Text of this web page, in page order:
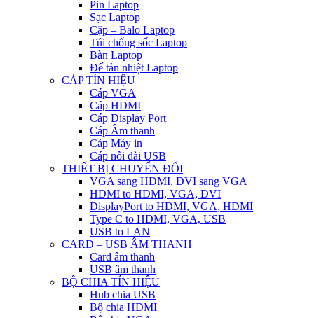
Pin Laptop
Sạc Laptop
Cặp – Balo Laptop
Túi chống sốc Laptop
Bàn Laptop
Đế tản nhiệt Laptop
CÁP TÍN HIỆU
Cáp VGA
Cáp HDMI
Cáp Display Port
Cáp Âm thanh
Cáp Máy in
Cáp nối dài USB
THIẾT BỊ CHUYỂN ĐỔI
VGA sang HDMI, DVI sang VGA
HDMI to HDMI, VGA, DVI
DisplayPort to HDMI, VGA, HDMI
Type C to HDMI, VGA, USB
USB to LAN
CARD – USB ÂM THANH
Card âm thanh
USB âm thanh
BỘ CHIA TÍN HIỆU
Hub chia USB
Bộ chia HDMI